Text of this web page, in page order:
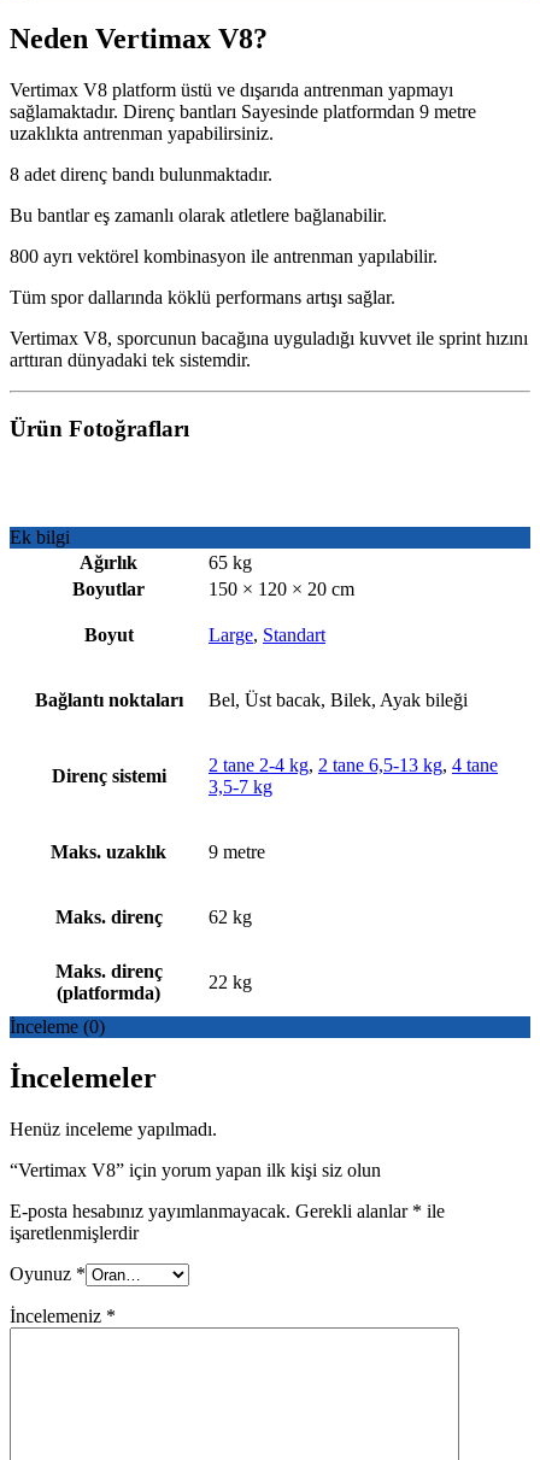
Neden Vertimax V8?
Vertimax V8 platform üstü ve dışarıda antrenman yapmayı
sağlamaktadır. Direnç bantları Sayesinde platformdan 9 metre
uzaklıkta antrenman yapabilirsiniz.
8 adet direnç bandı bulunmaktadır.
Bu bantlar eş zamanlı olarak atletlere bağlanabilir.
800 ayrı vektörel kombinasyon ile antrenman yapılabilir.
Tüm spor dallarında köklü performans artışı sağlar.
Vertimax V8, sporcunun bacağına uyguladığı kuvvet ile sprint hızını
arttıran dünyadaki tek sistemdir.
Ürün Fotoğrafları
Ek bilgi
Ağırlık
65 kg
Boyutlar
150 × 120 × 20 cm
Boyut Large, Standart
Bağlantı noktaları Bel, Üst bacak, Bilek, Ayak bileği
Direnç sistemi
2 tane 2-4 kg, 2 tane 6,5-13 kg, 4 tane
3,5-7 kg
Maks. uzaklık 9 metre
Maks. direnç 62 kg
Maks. direnç
(platformda)
22 kg
İnceleme (0)
İncelemeler
Henüz inceleme yapılmadı.
“Vertimax V8” için yorum yapan ilk kişi siz olun
E-posta hesabınız yayımlanmayacak. Gerekli alanlar * ile
işaretlenmişlerdir
Oyunuz *
İncelemeniz *